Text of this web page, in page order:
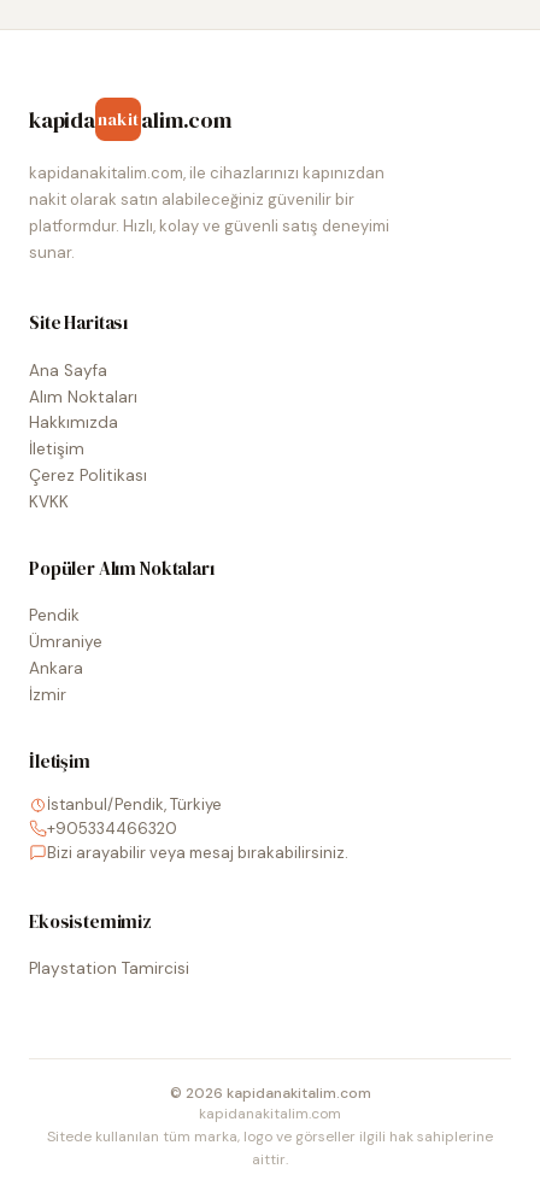
kapidanakitalim.com
kapidanakitalim.com, ile cihazlarınızı kapınızdan
nakit olarak satın alabileceğiniz güvenilir bir
platformdur. Hızlı, kolay ve güvenli satış deneyimi
sunar.
Site Haritası
Ana Sayfa
Alım Noktaları
Hakkımızda
İletişim
Çerez Politikası
KVKK
Popüler Alım Noktaları
Pendik
Ümraniye
Ankara
İzmir
İletişim
İstanbul/Pendik, Türkiye
+905334466320
Bizi arayabilir veya mesaj bırakabilirsiniz.
Ekosistemimiz
Playstation Tamircisi
© 2026 kapidanakitalim.com
kapidanakitalim.com
Sitede kullanılan tüm marka, logo ve görseller ilgili hak sahiplerine
aittir.